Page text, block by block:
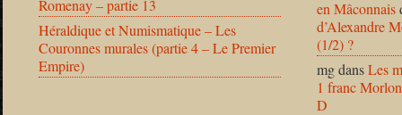
Romenay – partie 13
Héraldique et Numismatique – Les
Couronnes murales (partie 4 – Le Premier
Empire)
en Mâconnais
d’Alexandre
(1/2) ?
mgdansLes
1 franc
D